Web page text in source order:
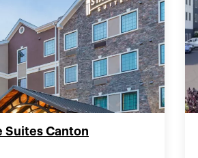
Suites Canton